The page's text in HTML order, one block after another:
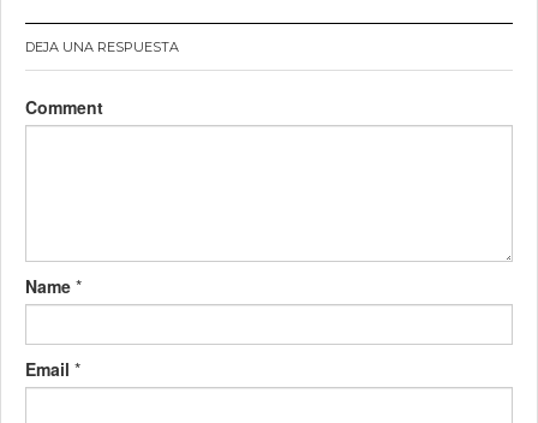
DEJA UNA RESPUESTA
Comment
Name *
Email *